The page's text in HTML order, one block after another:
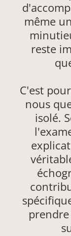
même
reste
C'est
nous
isolé.